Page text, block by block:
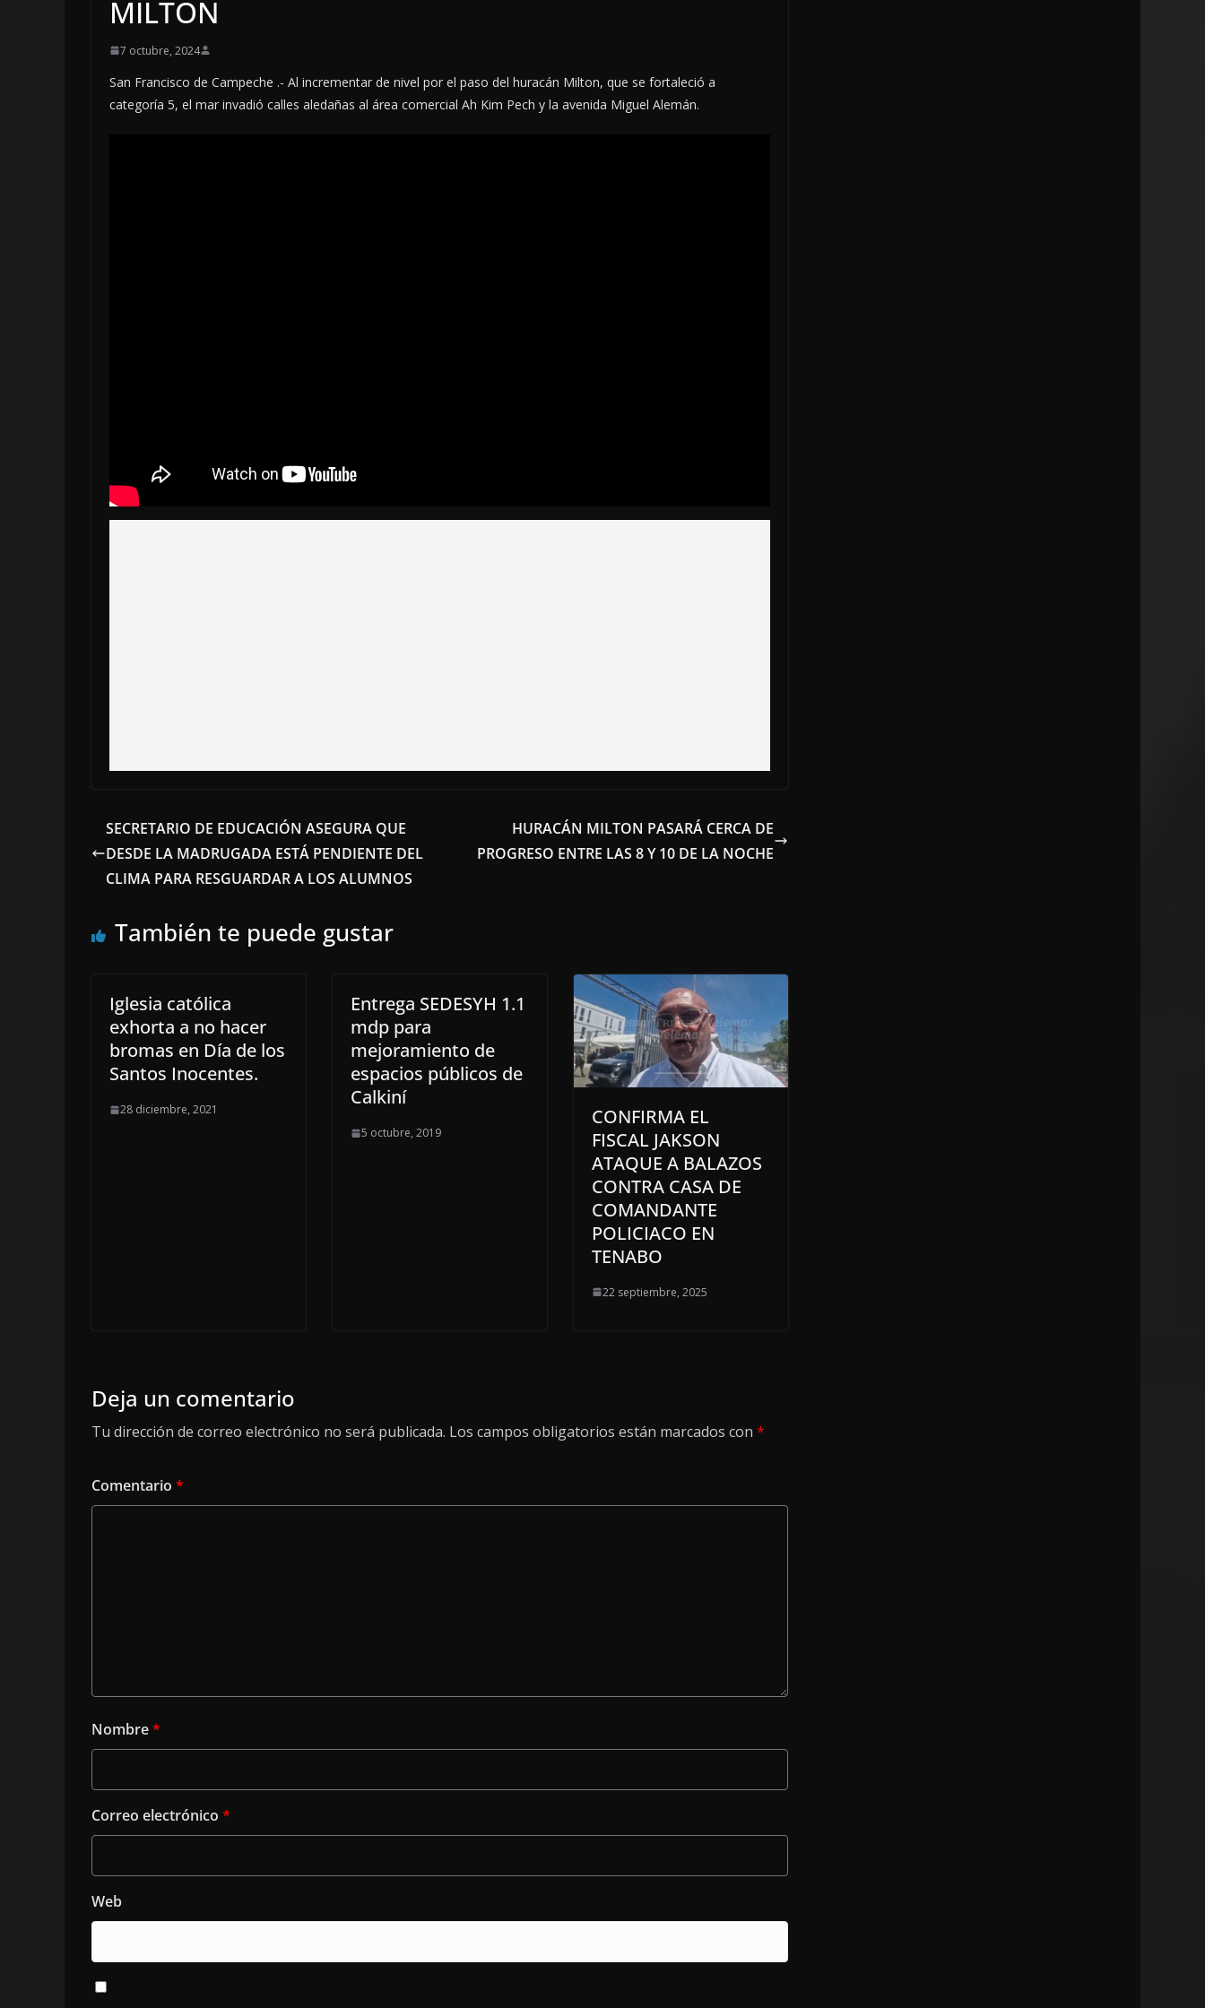
MILTON
7 octubre, 2024
San Francisco de Campeche .- Al incrementar de nivel por el paso del huracán Milton, que se fortaleció a
categoría 5, el mar invadió calles aledañas al área comercial Ah Kim Pech y la avenida Miguel Alemán.
SECRETARIO DE EDUCACIÓN ASEGURA QUE
DESDE LA MADRUGADA ESTÁ PENDIENTE DEL
CLIMA PARA RESGUARDAR A LOS ALUMNOS
HURACÁN MILTON PASARÁ CERCA DE
PROGRESO ENTRE LAS 8 Y 10 DE LA NOCHE
También te puede gustar
Iglesia católica
exhorta a no hacer
bromas en Día de los
Santos Inocentes.
28 diciembre, 2021
Entrega SEDESYH 1.1
mdp para
mejoramiento de
espacios públicos de
Calkiní
5 octubre, 2019
CONFIRMA EL
FISCAL JAKSON
ATAQUE A BALAZOS
CONTRA CASA DE
COMANDANTE
POLICIACO EN
TENABO
22 septiembre, 2025
Deja un comentario
Tu dirección de correo electrónico no será publicada. Los campos obligatorios están marcados con *
Comentario *
Nombre*
Correo electrónico *
Web